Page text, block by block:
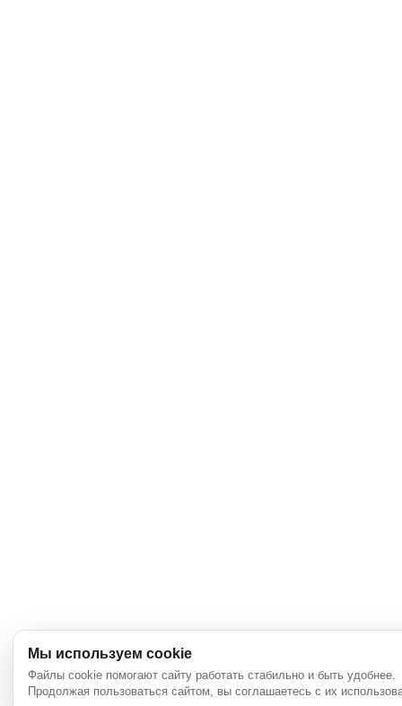
Мы используем cookie
Файлы cookie помогают сайту работать стабильно и быть удобнее.
Продолжая пользоваться сайтом, вы соглашаетесь с их